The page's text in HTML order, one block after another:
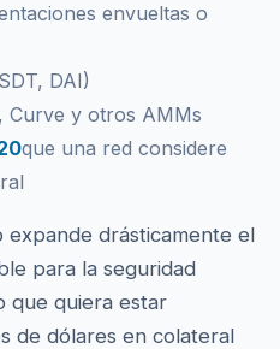
envueltas o
DAI)
Curve y otros AMMs
que una red considere
expande drásticamente el
para la seguridad
que quiera estar
de dólares en colateral